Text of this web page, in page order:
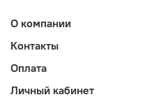
О компании
Контакты
Оплата
Личный кабинет